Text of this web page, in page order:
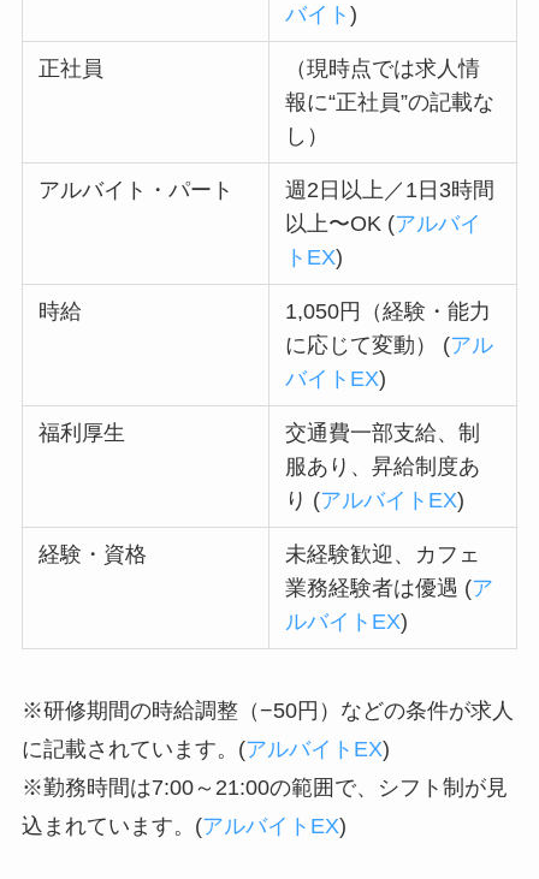
バイト)
正社員
（現時点では求人情
報に“正社員”の記載な
し）
アルバイト・パート
週2日以上／1日3時間
以上〜OK (アルバイ
トEX)
時給
1,050円（経験・能力
に応じて変動） (アル
バイトEX)
福利厚生
交通費一部支給、制
服あり、昇給制度あ
り (アルバイトEX)
経験・資格
未経験歓迎、カフェ
業務経験者は優遇 (ア
ルバイトEX)
※研修期間の時給調整（−50円）などの条件が求人
に記載されています。(アルバイトEX)
※勤務時間は7:00～21:00の範囲で、シフト制が見
込まれています。(アルバイトEX)